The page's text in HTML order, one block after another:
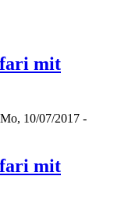
mit
10/07/2017 -
mit